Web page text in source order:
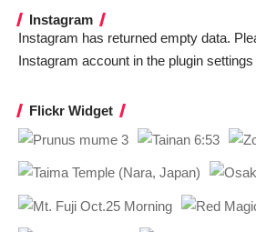
Instagram
Instagram has returned empty data.
Instagram account in the plugin settings
Flickr Widget